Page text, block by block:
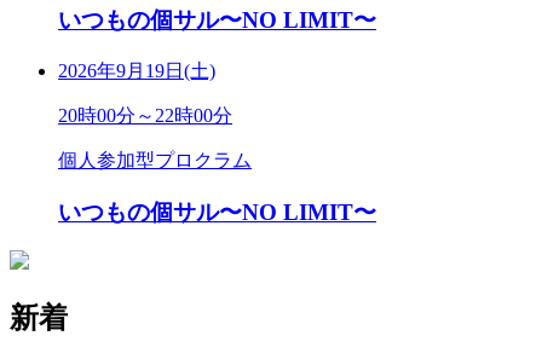
いつもの個サル〜NO LIMIT〜
2026年9月19日(土)
20時00分～22時00分
個人参加型プロクラム
いつもの個サル〜NO LIMIT〜
新着